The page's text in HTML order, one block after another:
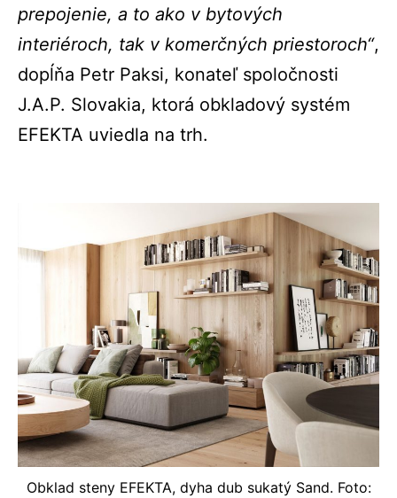
prepojenie, a to ako v bytových
interiéroch, tak v komerčných priestoroch“,
dopĺňa Petr Paksi, konateľ spoločnosti
J.A.P. Slovakia, ktorá obkladový systém
EFEKTA uviedla na trh.
Obklad steny EFEKTA, dyha dub sukatý Sand. Foto: